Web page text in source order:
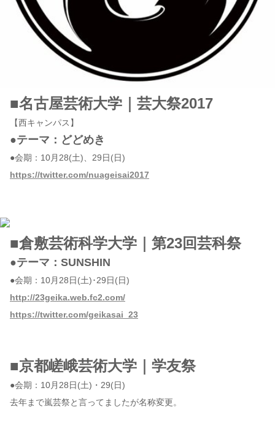
■名古屋芸術大学｜芸大祭2017
【西キャンパス】
●テーマ：どどめき
●会期：10月28(土)、29日(日)
https://twitter.com/nuageisai2017
■倉敷芸術科学大学｜第23回芸科祭
●テーマ：SUNSHIN
●会期：10月28日(土)･29日(日)
http://23geika.web.fc2.com/
https://twitter.com/geikasai_23
■京都嵯峨芸術大学｜学友祭
●会期：10月28日(土)・29(日)
去年まで嵐芸祭と言ってましたが名称変更。